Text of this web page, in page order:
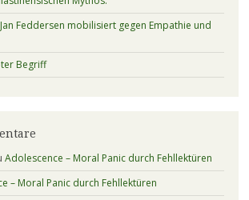
Feddersen mobilisiert gegen Empathie und
Begriff
Adolescence – Moral Panic durch Fehllektüren
– Moral Panic durch Fehllektüren